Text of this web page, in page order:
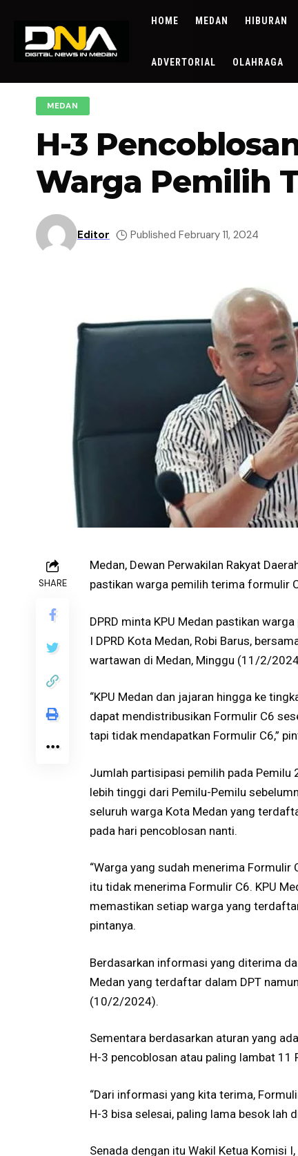
HOME MEDAN HIBURAN
ADVERTORIAL OLAHRAGA
MEDAN
H-3
Warga Pemilih
Editor Published February 11, 2024
SHARE
Medan, Dewan Perwakilan Rakyat
pastikan warga pemilih terima formulir
DPRD minta KPU Medan pastikan
I DPRD Kota Medan, Robi Barus,
wartawan di Medan, Minggu (11/2/
“KPU Medan dan jajaran hingga ke
dapat mendistribusikan Formulir C6
tapi tidak mendapatkan Formulir C6,”
Jumlah partisipasi pemilih pada Pemilu
lebih tinggi dari Pemilu-Pemilu
seluruh warga Kota Medan yang
pada hari pencoblosan nanti.
“Warga yang sudah menerima Formulir
itu tidak menerima Formulir C6. KPU
memastikan setiap warga yang
pintanya.
Berdasarkan informasi yang diterima
Medan yang terdaftar dalam DPT
(10/2/2024).
Sementara berdasarkan aturan yang
H-3 pencoblosan atau paling lambat 11
“Dari informasi yang kita terima,
H-3 bisa selesai, paling lama besok lah
Senada dengan itu Wakil Ketua Komisi